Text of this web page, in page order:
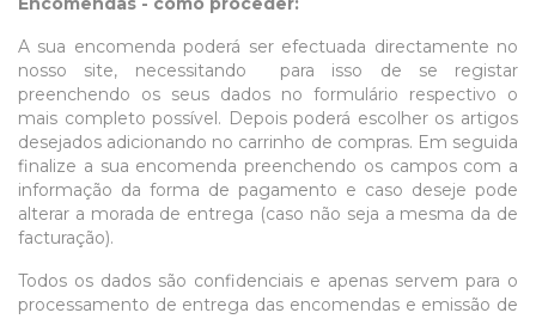
A sua encomenda poderá ser efectuada directamente no
nosso site, necessitando para isso de se registar
preenchendo os seus dados no formulário respectivo o
mais completo possível. Depois poderá escolher os artigos
desejados adicionando no carrinho de compras. Em seguida
finalize a sua encomenda preenchendo os campos com a
informação da forma de pagamento e caso deseje pode
alterar a morada de entrega (caso não seja a mesma da de
facturação).
Todos os dados são confidenciais e apenas servem para o
processamento de entrega das encomendas e emissão de